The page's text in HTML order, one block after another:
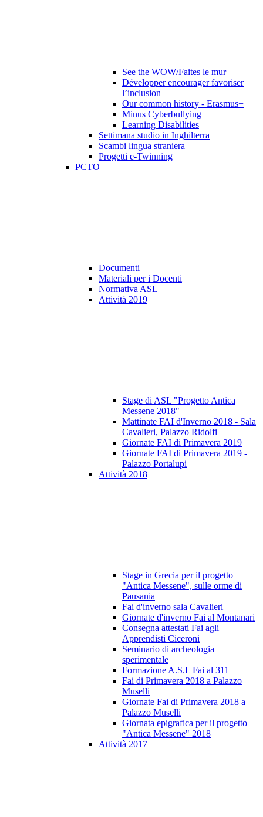
See the WOW/Faites le mur
Développer encourager favoriser
l’inclusion
Our common history - Erasmus+
Minus Cyberbullying
Learning Disabilities
Settimana studio in Inghilterra
Scambi lingua straniera
Progetti e-Twinning
PCTO
Documenti
Materiali per i Docenti
Normativa ASL
Attività 2019
Stage di ASL "Progetto Antica
Messene 2018"
Mattinate FAI d'Inverno 2018 - Sala
Cavalieri, Palazzo Ridolfi
Giornate FAI di Primavera 2019
Giornate FAI di Primavera 2019 -
Palazzo Portalupi
Attività 2018
Stage in Grecia per il progetto
"Antica Messene", sulle orme di
Pausania
Fai d'inverno sala Cavalieri
Giornate d'inverno Fai al Montanari
Consegna attestati Fai agli
Apprendisti Ciceroni
Seminario di archeologia
sperimentale
Formazione A.S.L Fai al 311
Fai di Primavera 2018 a Palazzo
Muselli
Giornate Fai di Primavera 2018 a
Palazzo Muselli
Giornata epigrafica per il progetto
"Antica Messene" 2018
Attività 2017